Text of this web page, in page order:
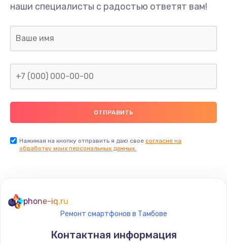
990 руб.
Заказать
Замена датчика приближения
890 руб.
Заказать
Замена голосового динамика
490 руб.
наши специалисты с радостью ответят вам!
Нажимая на кнопку отправить я даю свое согласие на
обработку моих персональных данных.
phone-iq.ru
Ремонт смартфонов в Тамбове
Контактная информация